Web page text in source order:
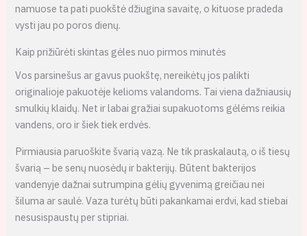
namuose ta pati puokštė džiugina savaitę, o kituose pradeda
vysti jau po poros dienų.
Kaip prižiūrėti skintas gėles nuo pirmos minutės
Vos parsinešus ar gavus puokštę, nereikėtų jos palikti
originalioje pakuotėje kelioms valandoms. Tai viena dažniausių
smulkių klaidų. Net ir labai gražiai supakuotoms gėlėms reikia
vandens, oro ir šiek tiek erdvės.
Pirmiausia paruoškite švarią vazą. Ne tik praskalautą, o iš tiesų
švarią – be senų nuosėdų ir bakterijų. Būtent bakterijos
vandenyje dažnai sutrumpina gėlių gyvenimą greičiau nei
šiluma ar saulė. Vaza turėtų būti pakankamai erdvi, kad stiebai
nesusispaustų per stipriai.